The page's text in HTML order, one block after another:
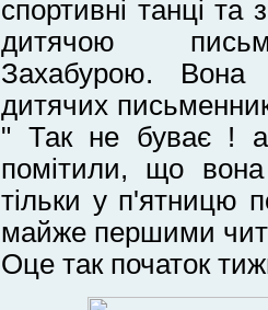
спортивні танці та
дитячою
Захабурою. Вона
дитячих
" Так не буває !
помітили, що
тільки у п'ятницю
майже першими
Оце так початок